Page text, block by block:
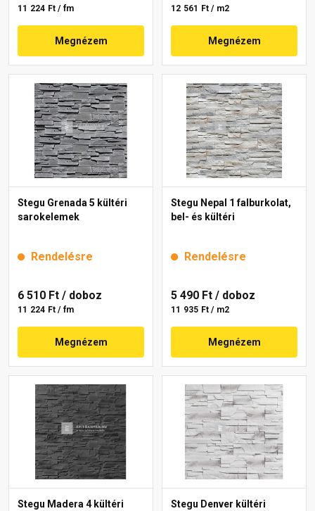
11 224 Ft / fm
Megnézem
12 561 Ft / m2
Megnézem
Stegu Grenada 5 kültéri
sarokelemek
Rendelésre
6 510 Ft / doboz
11 224 Ft / fm
Megnézem
Stegu Nepal 1 falburkolat,
bel- és kültéri
Rendelésre
5 490 Ft / doboz
11 935 Ft / m2
Megnézem
Stegu Madera 4 kültéri
Stegu Denver kültéri